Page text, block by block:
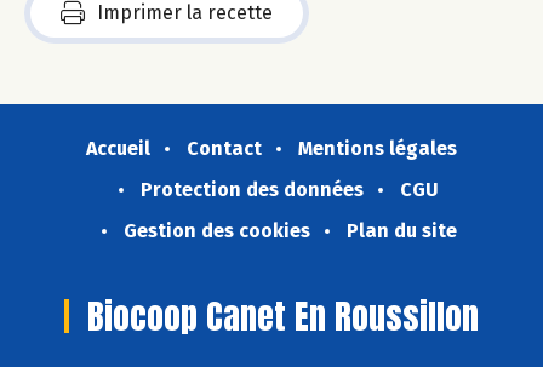
Imprimer la recette
Accueil Contact
Mentions légales
Protection des données
CGU
Gestion des cookies
Plan du site
Biocoop Canet En Roussillon